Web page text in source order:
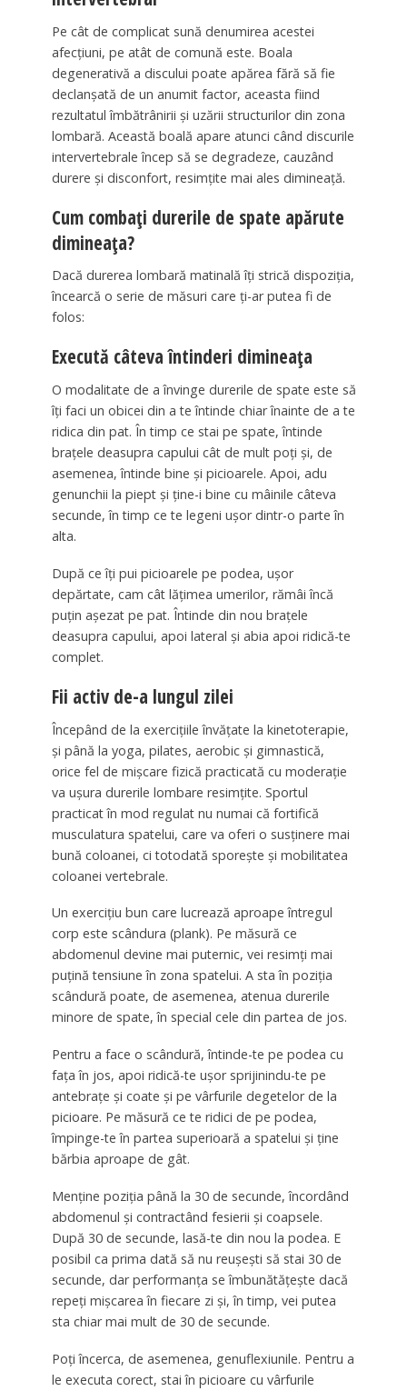
Pe cât de complicat sună denumirea acestei
afecțiuni, pe atât de comună este. Boala
degenerativă a discului poate apărea fără să fie
declanșată de un anumit factor, aceasta fiind
rezultatul îmbătrânirii și uzării structurilor din zona
lombară. Această boală apare atunci când discurile
intervertebrale încep să se degradeze, cauzând
durere și disconfort, resimțite mai ales dimineață.
Cum combați durerile de spate apărute
dimineața?
Dacă durerea lombară matinală îți strică dispoziția,
încearcă o serie de măsuri care ți-ar putea fi de
folos:
Execută câteva întinderi dimineața
O modalitate de a învinge durerile de spate este să
îți faci un obicei din a te întinde chiar înainte de a te
ridica din pat. În timp ce stai pe spate, întinde
brațele deasupra capului cât de mult poți și, de
asemenea, întinde bine și picioarele. Apoi, adu
genunchii la piept și ține-i bine cu mâinile câteva
secunde, în timp ce te legeni ușor dintr-o parte în
alta.
După ce îți pui picioarele pe podea, ușor
depărtate, cam cât lățimea umerilor, rămâi încă
puțin așezat pe pat. Întinde din nou brațele
deasupra capului, apoi lateral și abia apoi ridică-te
complet.
Fii activ de-a lungul zilei
Începând de la exercițiile învățate la kinetoterapie,
și până la yoga, pilates, aerobic și gimnastică,
orice fel de mișcare fizică practicată cu moderație
va ușura durerile lombare resimțite. Sportul
practicat în mod regulat nu numai că fortifică
musculatura spatelui, care va oferi o susținere mai
bună coloanei, ci totodată sporește și mobilitatea
coloanei vertebrale.
Un exercițiu bun care lucrează aproape întregul
corp este scândura (plank). Pe măsură ce
abdomenul devine mai puternic, vei resimți mai
puțină tensiune în zona spatelui. A sta în poziția
scândură poate, de asemenea, atenua durerile
minore de spate, în special cele din partea de jos.
Pentru a face o scândură, întinde-te pe podea cu
fața în jos, apoi ridică-te ușor sprijinindu-te pe
antebrațe și coate și pe vârfurile degetelor de la
picioare. Pe măsură ce te ridici de pe podea,
împinge-te în partea superioară a spatelui și ține
bărbia aproape de gât.
Menține poziția până la 30 de secunde, încordând
abdomenul și contractând fesierii și coapsele.
După 30 de secunde, lasă-te din nou la podea. E
posibil ca prima dată să nu reușești să stai 30 de
secunde, dar performanța se îmbunătățește dacă
repeți mișcarea în fiecare zi și, în timp, vei putea
sta chiar mai mult de 30 de secunde.
Poți încerca, de asemenea, genuflexiunile. Pentru a
le executa corect, stai în picioare cu vârfurile